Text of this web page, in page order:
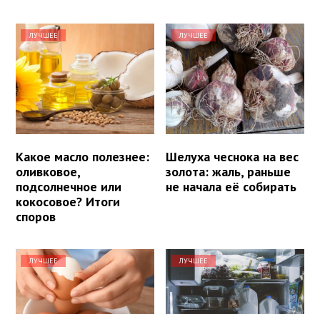
ЛУЧШЕЕ
Какое масло полезнее:
оливковое,
подсолнечное или
кокосовое? Итоги
споров
ЛУЧШЕЕ
Шелуха чеснока на вес
золота: жаль, раньше
не начала её собирать
ЛУЧШЕЕ ЛУЧШЕЕ